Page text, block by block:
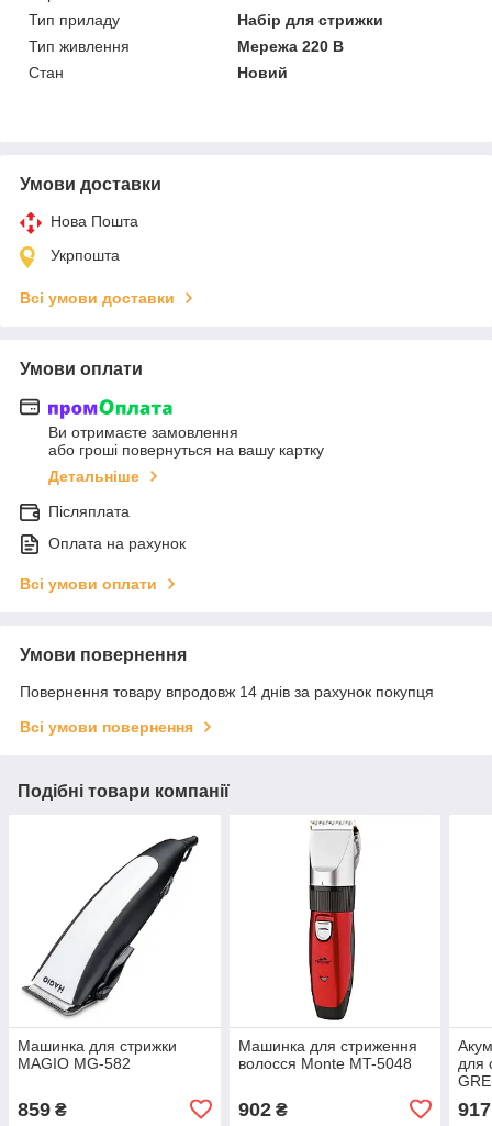
Тип приладу
Набір для стрижки
Тип живлення
Мережа 220 В
Стан
Новий
Умови доставки
Нова Пошта
Укрпошта
Всі умови доставки
Умови оплати
Ви отримаєте замовлення
або гроші повернуться на вашу картку
Детальніше
Післяплата
Оплата на рахунок
Всі умови оплати
Умови повернення
Повернення товару впродовж 14 днів за рахунок покупця
Всі умови повернення
Подібні товари компанії
Машинка для стрижки
MAGIO MG-582
859 ₴
Машинка для стриження
волосся Monte MT-5048
902₴
для
917